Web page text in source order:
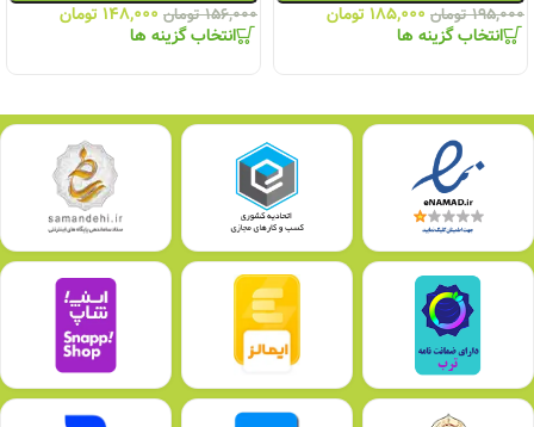
۱۹۵,۰۰۰ تومان ۱۸۵,۰۰۰ تومان
انتخاب گزینه ها
۱۵۶,۰۰۰ تومان ۱۴۸,۰۰۰ تومان
انتخاب گزینه ها